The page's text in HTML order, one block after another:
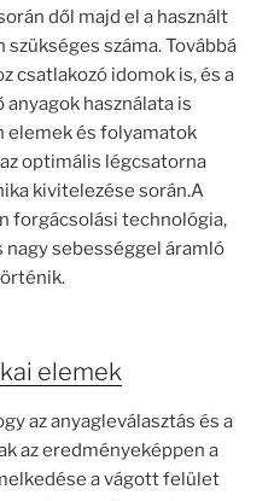
dől majd el a használt
száma. Továbbá
csatlakozó idomok is, és a
használata is
elemek és folyamatok
optimális légcsatorna
kivitelezése során.A
forgácsolási technológia,
nagy sebességgel áramló
elemek
az anyagleválasztás és a
az eredményeképpen a
a vágott felület